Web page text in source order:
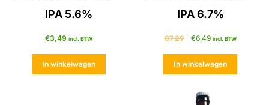
IPA 5.6%
€3,49 incl. BTW
In winkelwagen
IPA 6.7%
€7,29 €6,49 incl. BTW
In winkelwagen